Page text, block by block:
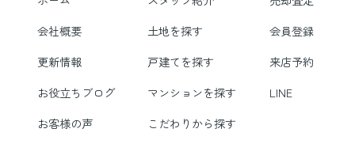
会社概要
土地を探す
会員登録
更新情報
戸建てを探す
来店予約
お役立ちブログ
マンションを探す
LINE
お客様の声
こだわりから探す